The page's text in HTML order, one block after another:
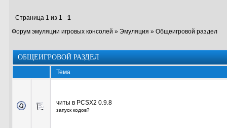
Страница 1 из 1
1
Форум эмуляции игровых консолей » Эмуляция » Общеигровой раздел
ОБЩЕИГРОВОЙ РАЗДЕЛ
Тема
читы в PCSX2 0.9.8
запуск кодов?